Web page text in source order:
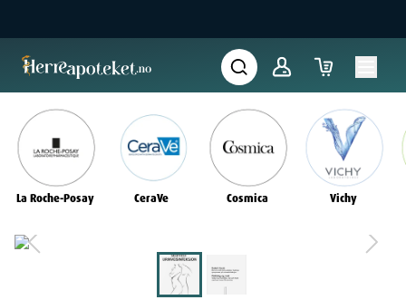
La Roche-Posay CeraVe Cosmica Vichy